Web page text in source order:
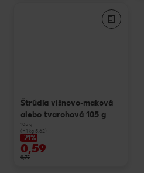
Štrúdľa višnovo-maková
alebo tvarohová 105 g
105 g
(=1 kg 5,62)
-21%
0,59
0,75